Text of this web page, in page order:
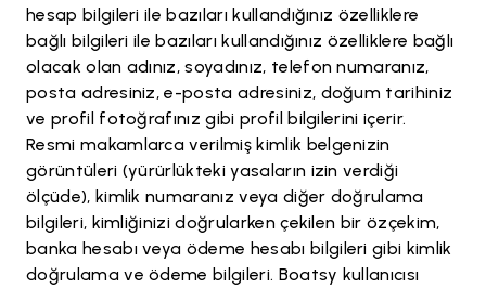
hesap bilgileri ile bazıları kullandığınız özelliklere
bağlı bilgileri ile bazıları kullandığınız özelliklere bağlı
olacak olan adınız, soyadınız, telefon numaranız,
posta adresiniz, e-posta adresiniz, doğum tarihiniz
ve profil fotoğrafınız gibi profil bilgilerini içerir.
Resmi makamlarca verilmiş kimlik belgenizin
görüntüleri (yürürlükteki yasaların izin verdiği
ölçüde), kimlik numaranız veya diğer doğrulama
bilgileri, kimliğinizi doğrularken çekilen bir özçekim,
banka hesabı veya ödeme hesabı bilgileri gibi kimlik
doğrulama ve ödeme bilgileri. Boatsy kullanıcısı